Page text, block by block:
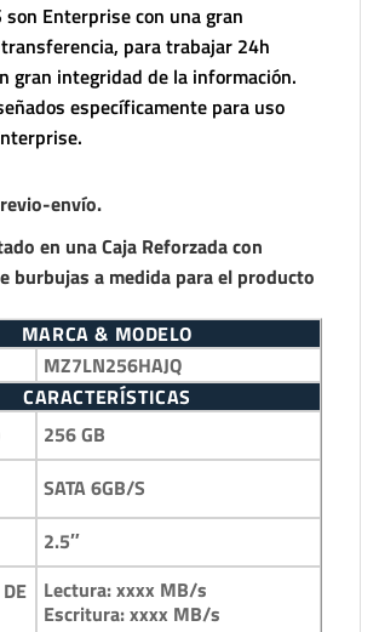
son Enterprise con una gran
para trabajar 24h
gran integridad de la información.
específicamente para uso
envío.
en una Caja Reforzada con
burbujas a medida para el producto
MARCA & MODELO
MZ7LN256HAJQ
CARACTERÍSTICAS
256 GB
SATA 6GB/S
2.5″
Lectura: xxxx MB/s
Escritura: xxxx MB/s